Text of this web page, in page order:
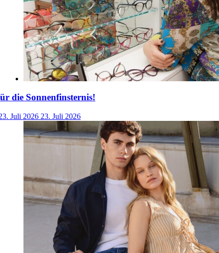
die Sonnenfinsternis!
Juli 2026 23. Juli 2026